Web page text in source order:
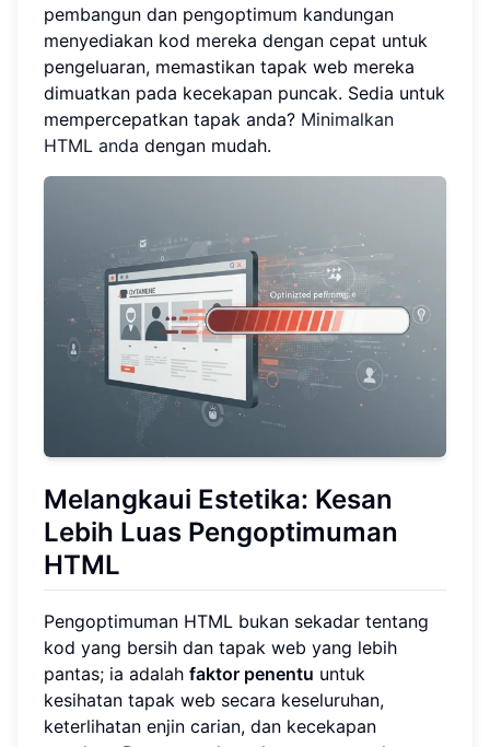
pembangun dan pengoptimum kandungan
menyediakan kod mereka dengan cepat untuk
pengeluaran, memastikan tapak web mereka
dimuatkan pada kecekapan puncak. Sedia untuk
mempercepatkan tapak anda? Minimalkan
HTML anda dengan mudah.
Melangkaui Estetika: Kesan
Lebih Luas Pengoptimuman
HTML
Pengoptimuman HTML bukan sekadar tentang
kod yang bersih dan tapak web yang lebih
pantas; ia adalah faktor penentu untuk
kesihatan tapak web secara keseluruhan,
keterlihatan enjin carian, dan kecekapan